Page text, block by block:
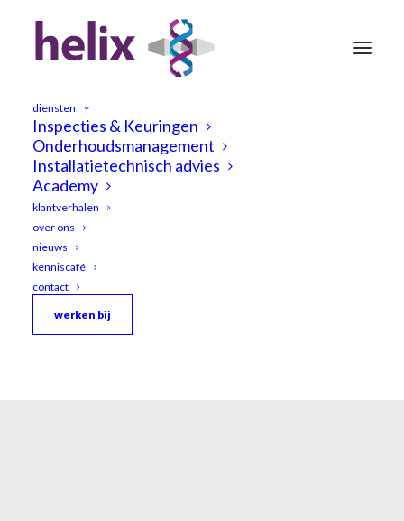
diensten
Inspecties & Keuringen
Onderhoudsmanagement
Installatietechnisch advies
Academy
klantverhalen
over ons
nieuws
kenniscafé
contact
werken bij